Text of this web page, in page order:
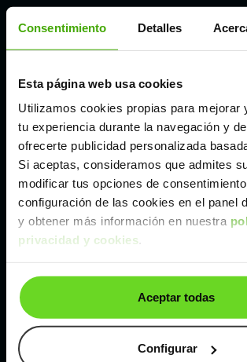
Consentimiento Detalles
Esta página web usa cookies
Utilizamos cookies propias para mejorar
tu experiencia durante la navegación y
ofrecerte publicidad personalizada
Si aceptas, consideramos que admites
modificar tus opciones de
configuración de las cookies en el panel
y obtener más información en nuestra
privacidad y cookies.
Aceptar todas
Configurar
Málaga
Valencia
Zaragoza
Ver Kia Ceed de segunda mano y
Coches de segunda mano y
localización
Coches de segunda mano y ocasiónALBACETE